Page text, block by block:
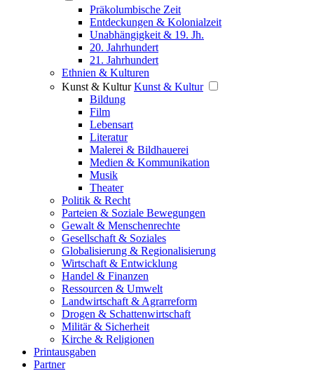
Präkolumbische Zeit
Entdeckungen & Kolonialzeit
Unabhängigkeit & 19. Jh.
20. Jahrhundert
21. Jahrhundert
Ethnien & Kulturen
Kunst & Kultur Kunst & Kultur
Bildung
Film
Lebensart
Literatur
Malerei & Bildhauerei
Medien & Kommunikation
Musik
Theater
Politik & Recht
Parteien & Soziale Bewegungen
Gewalt & Menschenrechte
Gesellschaft & Soziales
Globalisierung & Regionalisierung
Wirtschaft & Entwicklung
Handel & Finanzen
Ressourcen & Umwelt
Landwirtschaft & Agrarreform
Drogen & Schattenwirtschaft
Militär & Sicherheit
Kirche & Religionen
Printausgaben
Partner